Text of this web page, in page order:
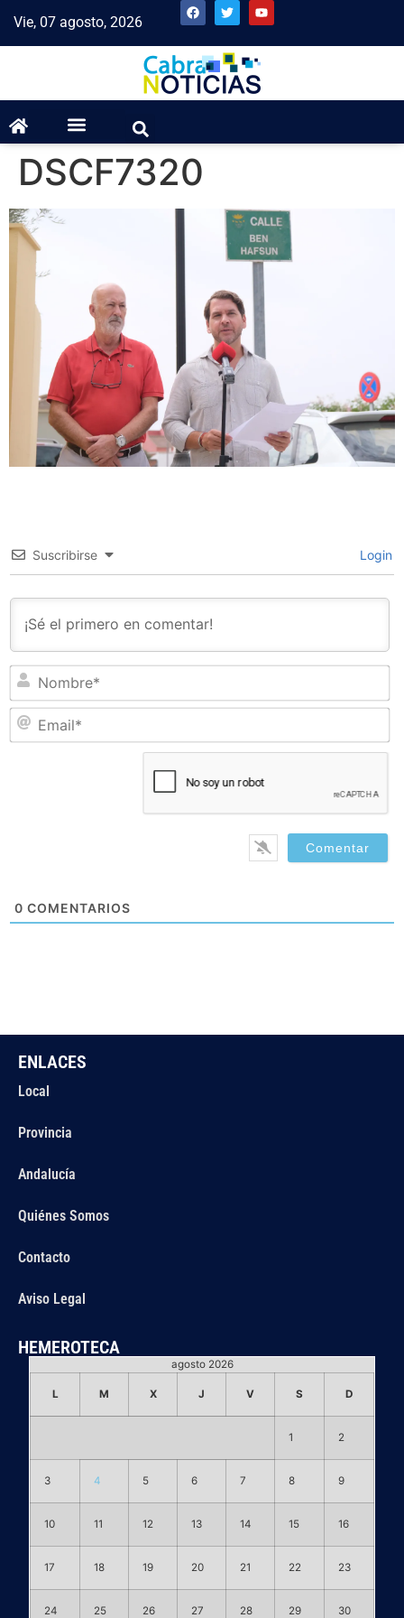
Vie, 07 agosto, 2026
DSCF7320
Suscribirse Login
0 COMENTARIOS
ENLACES
Local
Provincia
Andalucía
Quiénes Somos
Contacto
Aviso Legal
HEMEROTECA
agosto 2026
L M X J V S D
1 2
3 4 5 6 7 8 9
10 11 12 13 14 15 16
17 18 19 20 21 22 23
24 25 26 27 28 29 30